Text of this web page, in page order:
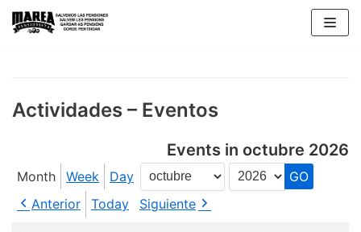
Skip
Actividades – Eventos
Events in octubre 2026
Month Week Day
Month
Year
Anterior
Today Siguiente